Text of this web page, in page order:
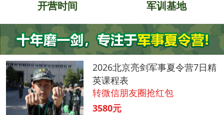
开营时间 军训基地
2026北京亮剑军事夏令营7日精
英课程表
转微信朋友圈抢红包
3580元